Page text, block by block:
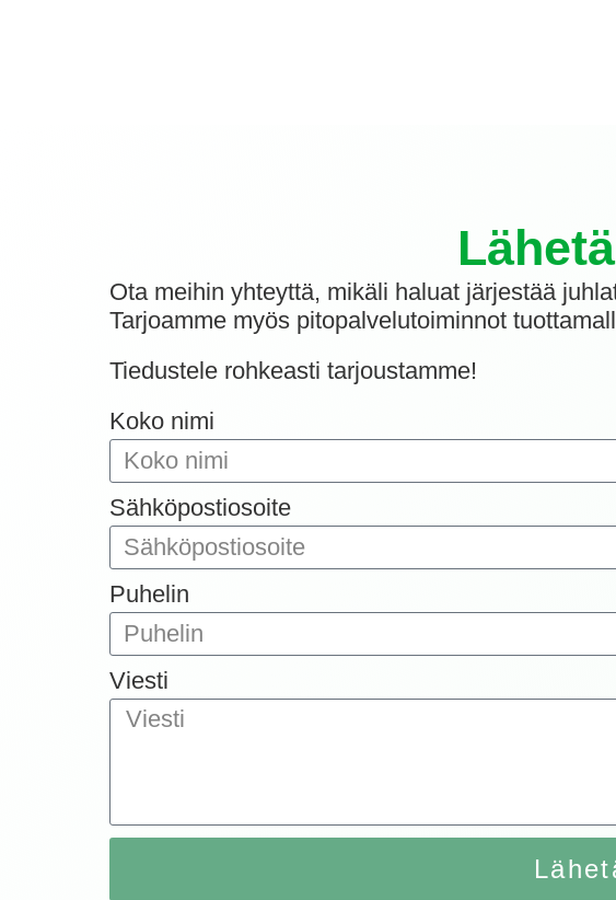
Ota meihin yhteyttä, mikäli haluat järjestää
Tarjoamme myös pitopalvelutoiminnot
Tiedustele rohkeasti tarjoustamme!
Koko nimi
Sähköpostiosoite
Puhelin
Viesti